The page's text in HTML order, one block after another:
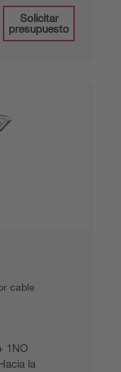
Solicitar
presupuesto
cable
1NO
la